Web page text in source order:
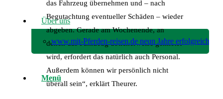
Über uns
www.mit-Pferden-reisen.de neun Jahre erfolgreich!
Menü
das Fahrzeug übernehmen und – nach
Begutachtung eventueller Schäden – wieder
abgeben. Gerade am Wochenende, an
denen das Fahrzeug üblicherweise gemietet
wird, erfordert das natürlich auch Personal.
Außerdem können wir persönlich nicht
überall sein“, erklärt Theurer.